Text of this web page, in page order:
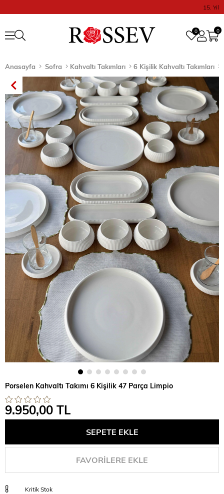
15. Yıl
0
0
Anasayfa Sofra Kahvaltı Takımları 6 Kişilik Kahvaltı Takımları
Porselen Kahvaltı Takımı 6 Kişilik 47 Parça Limpio
9.950,00 TL
FAVORILERE EKLE
Kritik Stok